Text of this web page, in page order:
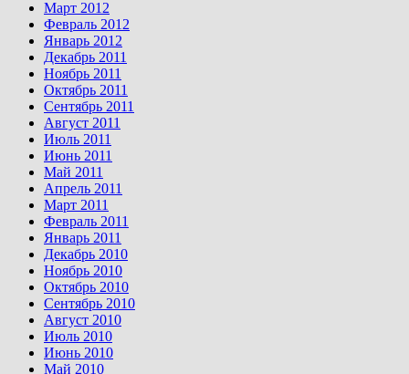
Март 2012
Февраль 2012
Январь 2012
Декабрь 2011
Ноябрь 2011
Октябрь 2011
Сентябрь 2011
Август 2011
Июль 2011
Июнь 2011
Май 2011
Апрель 2011
Март 2011
Февраль 2011
Январь 2011
Декабрь 2010
Ноябрь 2010
Октябрь 2010
Сентябрь 2010
Август 2010
Июль 2010
Июнь 2010
Май 2010